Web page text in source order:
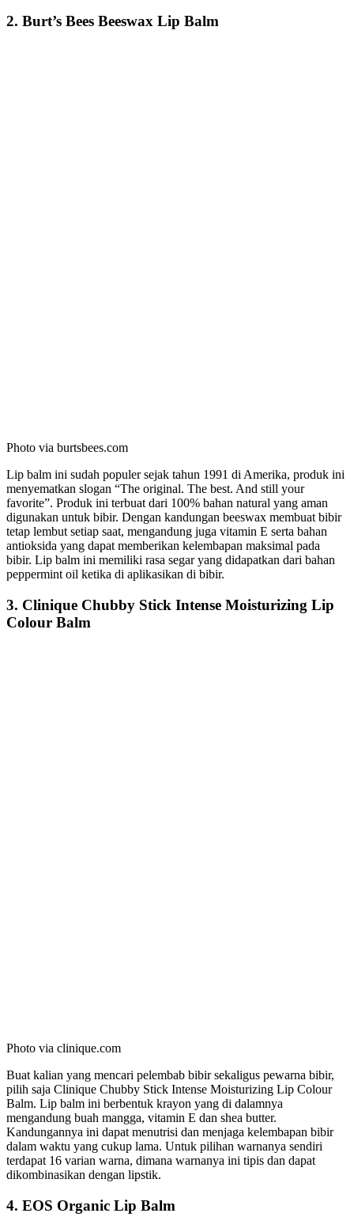
2. Burt’s Bees Beeswax Lip Balm
Photo via burtsbees.com
Lip balm ini sudah populer sejak tahun 1991 di Amerika, produk ini
menyematkan slogan “The original. The best. And still your
favorite”. Produk ini terbuat dari 100% bahan natural yang aman
digunakan untuk bibir. Dengan kandungan beeswax membuat bibir
tetap lembut setiap saat, mengandung juga vitamin E serta bahan
antioksida yang dapat memberikan kelembapan maksimal pada
bibir. Lip balm ini memiliki rasa segar yang didapatkan dari bahan
peppermint oil ketika di aplikasikan di bibir.
3. Clinique Chubby Stick Intense Moisturizing Lip
Colour Balm
Photo via clinique.com
Buat kalian yang mencari pelembab bibir sekaligus pewarna bibir,
pilih saja Clinique Chubby Stick Intense Moisturizing Lip Colour
Balm. Lip balm ini berbentuk krayon yang di dalamnya
mengandung buah mangga, vitamin E dan shea butter.
Kandungannya ini dapat menutrisi dan menjaga kelembapan bibir
dalam waktu yang cukup lama. Untuk pilihan warnanya sendiri
terdapat 16 varian warna, dimana warnanya ini tipis dan dapat
dikombinasikan dengan lipstik.
4. EOS Organic Lip Balm